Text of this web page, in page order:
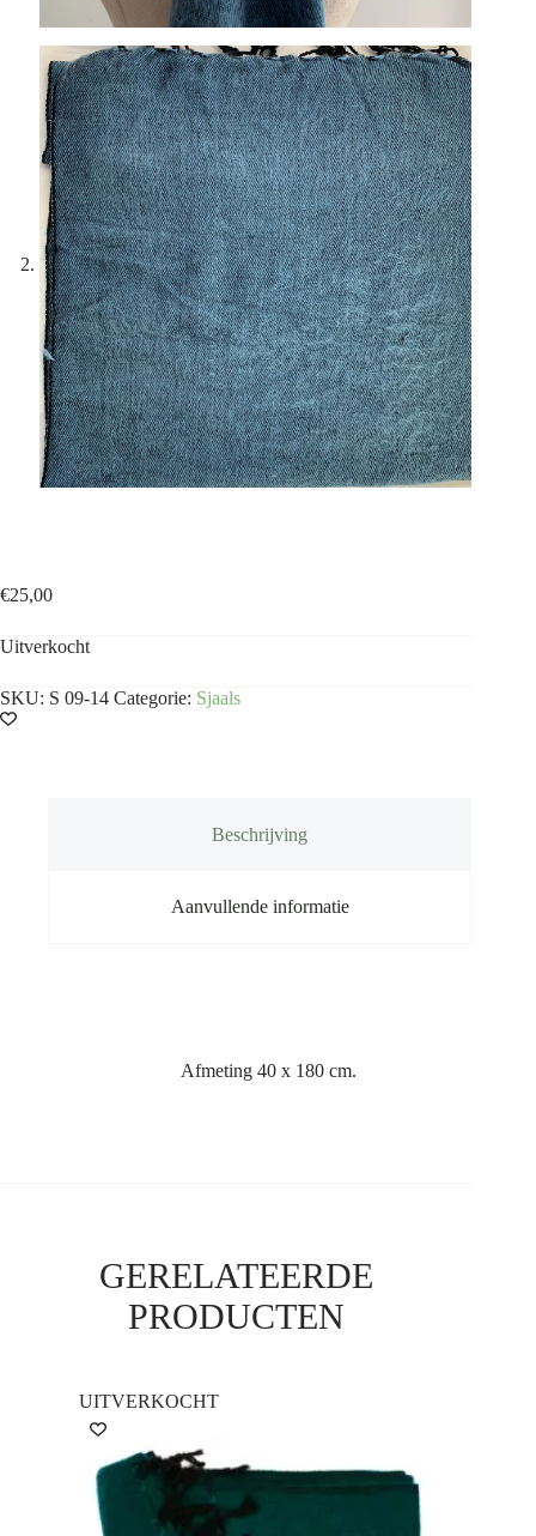
€25,00
Uitverkocht
SKU: S 09-14 Categorie: Sjaals
Beschrijving
Aanvullende informatie
Afmeting 40 x 180 cm.
GERELATEERDE
PRODUCTEN
UITVERKOCHT